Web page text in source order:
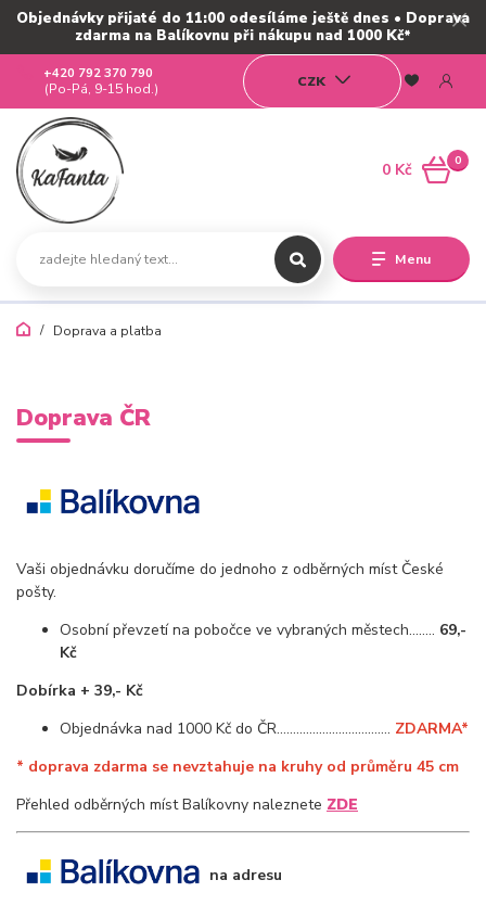
Objednávky přijaté do 11:00 odesíláme ještě dnes • Doprava
zdarma na Balíkovnu při nákupu nad 1000 Kč*
Menu
CZK
+420 792 370 790
(Po-Pá, 9-15 hod.)
0
0 Kč
Doprava a platba
Doprava ČR
Vaši objednávku doručíme do jednoho z odběrných míst České
pošty.
Osobní převzetí na pobočce ve vybraných městech........ 69,-
Kč
Dobírka + 39,- Kč
Objednávka nad 1000 Kč do ČR................................... ZDARMA*
* doprava zdarma se nevztahuje na kruhy od průměru 45 cm
Přehled odběrných míst Balíkovny naleznete ZDE
na adresu